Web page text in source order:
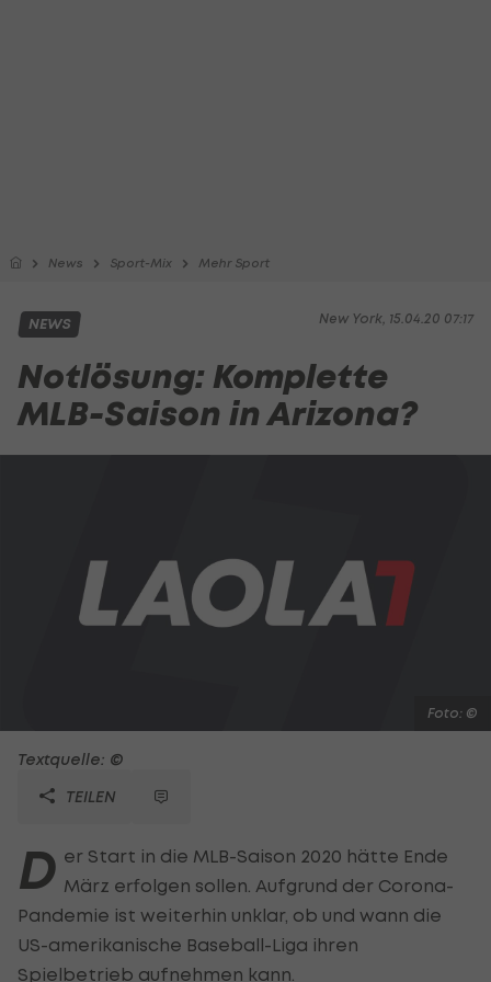
News Sport-Mix Mehr Sport
New York, 15.04.20 07:17
NEWS
Notlösung: Komplette
MLB-Saison in Arizona?
Foto: ©
Textquelle: ©
TEILEN
D er Start in die MLB-Saison 2020 hätte Ende
März erfolgen sollen. Aufgrund der Corona-
Pandemie ist weiterhin unklar, ob und wann die
US-amerikanische Baseball-Liga ihren
Spielbetrieb aufnehmen kann.